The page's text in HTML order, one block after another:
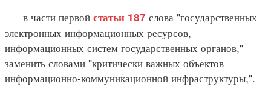
в части первой статьи 187 слова "государственных
электронных информационных ресурсов,
информационных систем государственных органов,"
заменить словами "критически важных объектов
информационно-коммуникационной инфраструктуры,".